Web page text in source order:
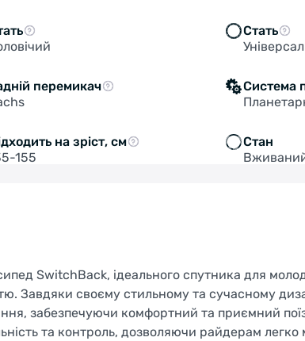
Стать
перемикач
Система
на зріст, см
155
Стан
SwitchBack, ідеального спутника для
Завдяки своєму стильному та сучасному
забезпечуючи комфортний та приємний
та контроль, дозволяючи райдерам